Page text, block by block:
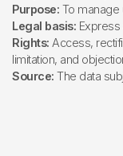
Purpose: To manage
Legal basis:
Rights: Access,
limitation, and
Source: The data